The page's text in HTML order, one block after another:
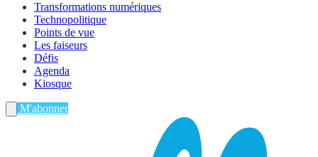
Transformations numériques
Technopolitique
Points de vue
Les faiseurs
Défis
Agenda
Kiosque
M'abonner